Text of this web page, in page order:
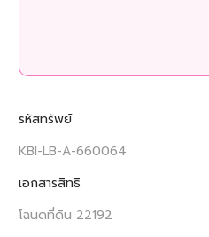
รหัสทรัพย์
KBI-LB-A-660064
เอกสารสิทธิ
โฉนดที่ดิน 22192